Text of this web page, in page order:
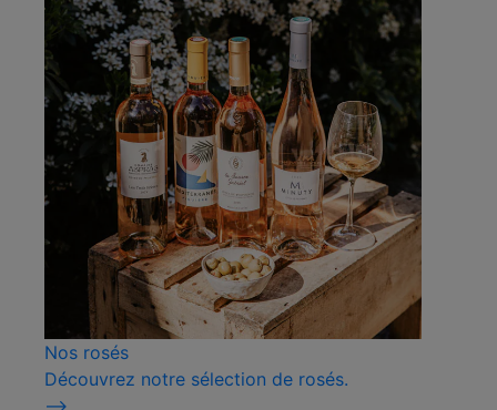
Nos rosés
Découvrez notre sélection de rosés.
⟶